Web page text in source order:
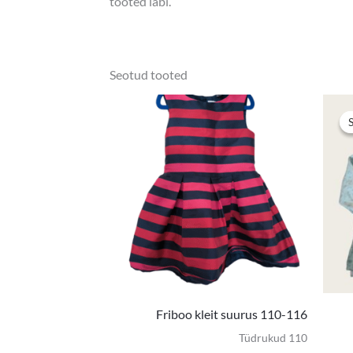
Seotud tooted
Friboo kleit suurus 110-116
Tüdrukud 110